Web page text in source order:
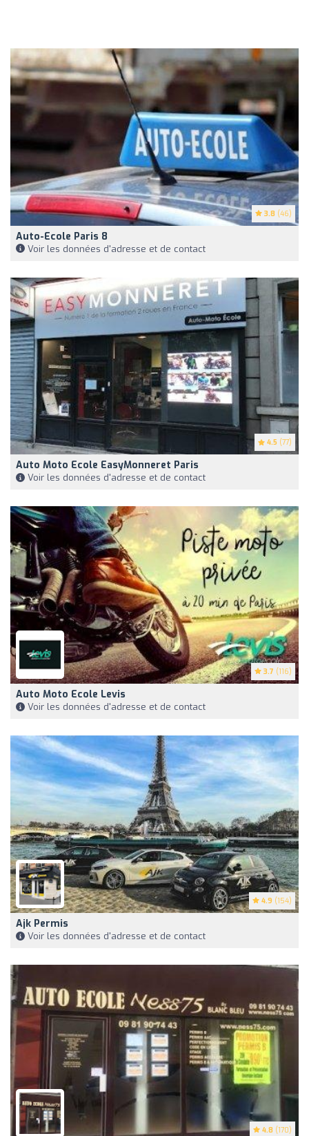
3.8 (46)
Auto-Ecole Paris 8
Voir les données d'adresse et de contact
4.5 (77)
Auto Moto Ecole EasyMonneret Paris
Voir les données d'adresse et de contact
3.7 (116)
Auto Moto Ecole Levis
Voir les données d'adresse et de contact
4.9 (154)
Ajk Permis
Voir les données d'adresse et de contact
4.8 (170)